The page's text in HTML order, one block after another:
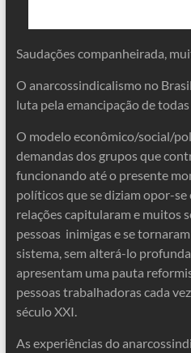
Saudações companheirada,
O anarcossindicalismo no
luta pela emancipação de
O modelo econômico/social/
demandas dos grupos que
funcionando até o presente
políticos que se diziam opor-se
relações capitularam e muitos
pessoas inimigas e se
sistema, sem alterá-lo
apresentam uma pauta
pessoas trabalhadoras cada
século XXI.
As experiências do